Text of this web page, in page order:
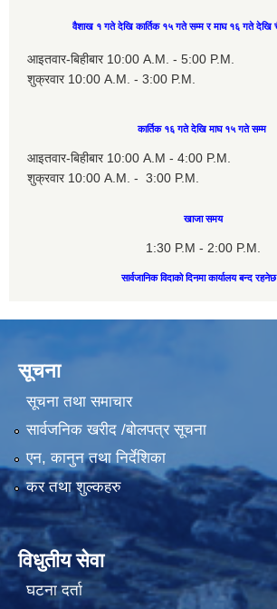
वैशाख १ गते देखि कार्तिक १५ गते सम्म र माघ १६ गते देखि
आइतवार-बिहीबार 10:00 A.M. - 5:00 P.M.
शुक्रवार 10:00 A.M. - 3:00 P.M.
कार्तिक १६ गते देखि माघ १५ गते सम्म
आइतवार-बिहीबार 10:00 A.M - 4:00 P.M.
शुक्रवार 10:00 A.M. - 3:00 P.M.
खाजा समय
1:30 P.M - 2:00 P.M.
सार्वजानिक विदाको दिनमा कार्यालय बन्द
सूचना
सूचना तथा समाचार
सार्वजनिक खरीद /बोलपत्र सूचना
एन, कानुन तथा निर्देशिका
कर तथा शुल्कहरु
विधुतीय सेवा
घटना दर्ता